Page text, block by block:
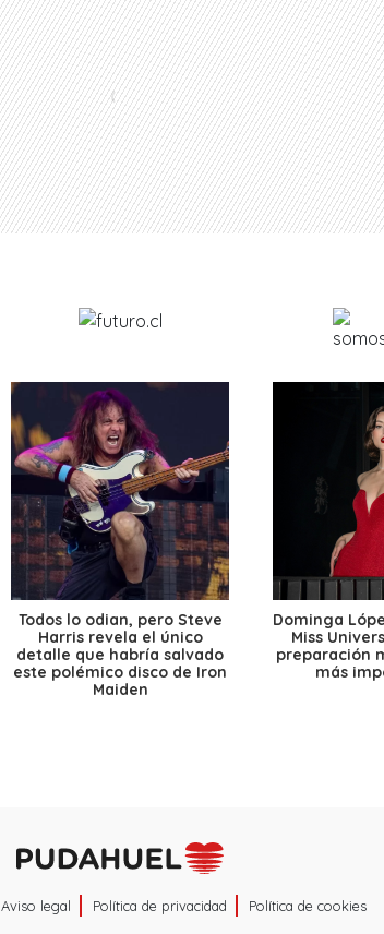
Todos lo odian, pero Steve
Harris revela el único
detalle que habría salvado
este polémico disco de Iron
Maiden
Dominga
Miss
preparación
más
Aviso legal Política de privacidad Política de cookies